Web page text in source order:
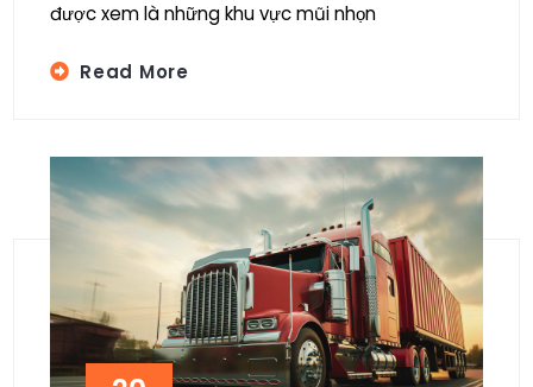
được xem là những khu vực mũi nhọn
Read More